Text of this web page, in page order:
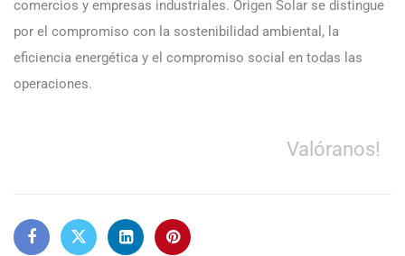
comercios y empresas industriales. Origen Solar se distingue
por el compromiso con la sostenibilidad ambiental, la
eficiencia energética y el compromiso social en todas las
operaciones.
Valóranos!